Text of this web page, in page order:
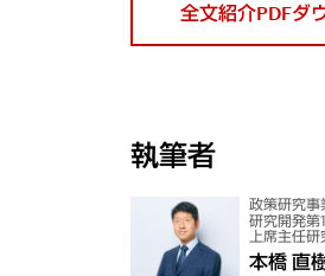
全文紹介PDFダ
執筆者
政策研究事
研究開発第
上席主任研
本橋 直